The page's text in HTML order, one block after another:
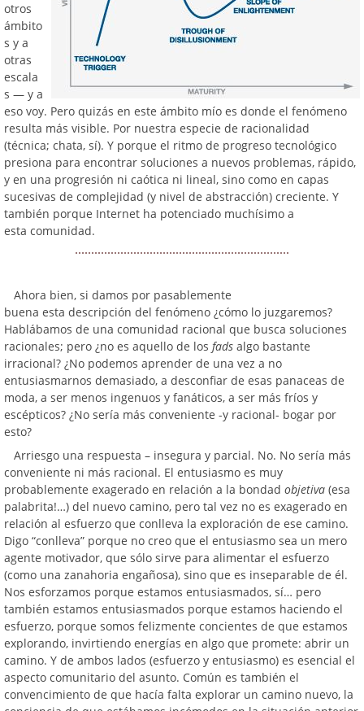
otros
ámbito
s y a
otras
escala
s — y a
eso voy. Pero quizás en este ámbito mío es donde el fenómeno
resulta más visible. Por nuestra especie de racionalidad
(técnica; chata, sí). Y porque el ritmo de progreso tecnológico
presiona para encontrar soluciones a nuevos problemas, rápido,
y en una progresión ni caótica ni lineal, sino como en capas
sucesivas de complejidad (y nivel de abstracción) creciente. Y
también porque Internet ha potenciado muchísimo a
esta comunidad.
Ahora bien, si damos por pasablemente
buena esta descripción del fenómeno ¿cómo lo juzgaremos?
Hablábamos de una comunidad racional que busca soluciones
racionales; pero ¿no es aquello de los fads algo bastante
irracional? ¿No podemos aprender de una vez a no
entusiasmarnos demasiado, a desconfiar de esas panaceas de
moda, a ser menos ingenuos y fanáticos, a ser más fríos y
escépticos? ¿No sería más conveniente -y racional- bogar por
esto?
Arriesgo una respuesta – insegura y parcial. No. No sería más
conveniente ni más racional. El entusiasmo es muy
probablemente exagerado en relación a la bondad objetiva (esa
palabrita!…) del nuevo camino, pero tal vez no es exagerado en
relación al esfuerzo que conlleva la exploración de ese camino.
Digo “conlleva” porque no creo que el entusiasmo sea un mero
agente motivador, que sólo sirve para alimentar el esfuerzo
(como una zanahoria engañosa), sino que es inseparable de él.
Nos esforzamos porque estamos entusiasmados, sí… pero
también estamos entusiasmados porque estamos haciendo el
esfuerzo, porque somos felizmente concientes de que estamos
explorando, invirtiendo energías en algo que promete: abrir un
camino. Y de ambos lados (esfuerzo y entusiasmo) es esencial el
aspecto comunitario del asunto. Común es también el
convencimiento de que hacía falta explorar un camino nuevo, la